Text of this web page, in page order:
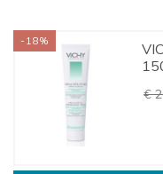
€
-18%